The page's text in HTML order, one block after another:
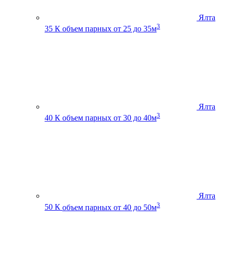
Ялта
35 К объем парных от 25 до 35м3
Ялта
40 К объем парных от 30 до 40м3
Ялта
50 К объем парных от 40 до 50м3